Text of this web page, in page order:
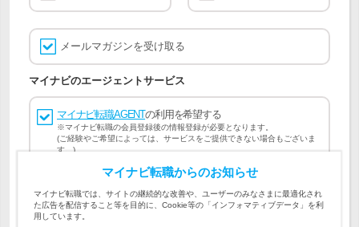
メールマガジンを受け取る
マイナビのエージェントサービス
マイナビ転職AGENTの利用を希望する
※マイナビ転職の会員登録後の情報登録が必要となります。
(ご経験やご希望によっては、サービスをご提供できない場合もございま
す。)
会員登録には マイナビ転職 会員規約
マイナビ転職AGENT
会員規約、マイナビ転職AGENT 個人情報の取り扱い および
個人情報の取り扱い
マイナビ転職からのお知らせ
マイナビ転職では、サイトの継続的な改善や、ユーザーのみなさまに最適化され
た広告を配信すること等を目的に、Cookie等の「インフォマティブデータ」を利
用しています。